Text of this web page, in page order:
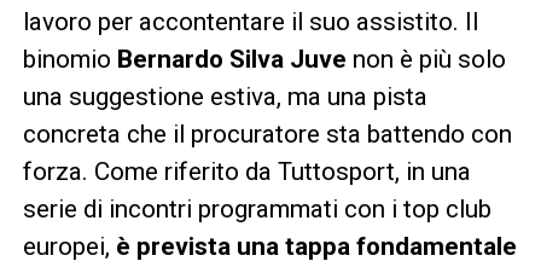
lavoro per accontentare il suo assistito. Il
binomio Bernardo Silva Juve non è più solo
una suggestione estiva, ma una pista
concreta che il procuratore sta battendo con
forza. Come riferito da Tuttosport, in una
serie di incontri programmati con i top club
europei, è prevista una tappa fondamentale